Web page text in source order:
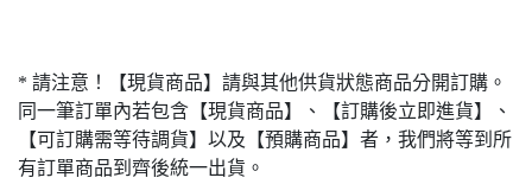
* 請注意！【現貨商品】請與其他供貨狀態商品分開訂購。
同一筆訂單內若包含【現貨商品】、【訂購後立即進貨】、
【可訂購需等待調貨】以及【預購商品】者，我們將等到所
有訂單商品到齊後統一出貨。